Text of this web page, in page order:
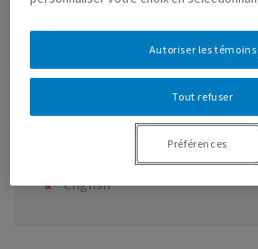
research that are developed: (1) art
for marginalized and/or
inclusive education; (3) art and
English
Tout refuser
Autoriser les témoins
Préférences